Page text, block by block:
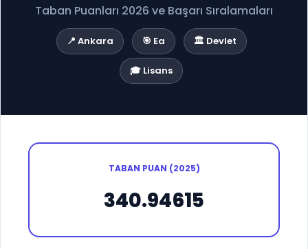
Taban Puanları 2026 ve Başarı Sıralamaları
📍 Ankara 🎯 Ea 🏛️ Devlet
🎓 Lisans
TABAN PUAN (2025)
340.94615